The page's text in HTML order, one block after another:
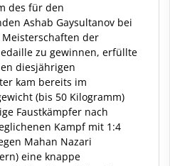
des für den
Ashab Gaysultanov bei
der
zu gewinnen, erfüllte
diesjährigen
kam bereits im
(bis 50 Kilogramm)
Faustkämpfer nach
Kampf mit 1:4
Mahan Nazari
eine knappe